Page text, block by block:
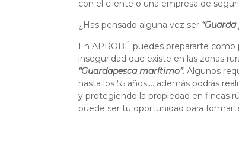
con el cliente o una empresa de
¿Has pensado alguna vez ser
En APROBÉ puedes prepararte
inseguridad que existe en las zonas
“Guardapesca marítimo”. Algunos
hasta los 55 años,… además podrás
y protegiendo la propiedad en fincas
puede ser tu oportunidad para